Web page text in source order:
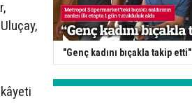
"Genç kadını bıçakla takip etti"